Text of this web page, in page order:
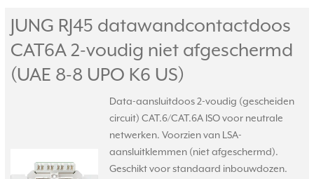
JUNG RJ45 datawandcontactdoos
CAT6A 2-voudig niet afgeschermd
(UAE 8-8 UPO K6 US)
Data-aansluitdoos 2-voudig (gescheiden
circuit) CAT.6/CAT.6A ISO voor neutrale
netwerken. Voorzien van LSA-
aansluitklemmen (niet afgeschermd).
Geschikt voor standaard inbouwdozen.